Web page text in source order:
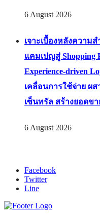
6 August 2026
เจาะเบื้องหลังความส
แคมเปญสู่ Shopping
Experience-driven
เคลื่อนการใช้จ่าย ผส
เซ็นทรัล สร้างยอดข
6 August 2026
Facebook
Twitter
Line